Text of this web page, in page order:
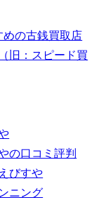
の古銭買取店
旧：スピード買
の口コミ評判
びすや
ニング